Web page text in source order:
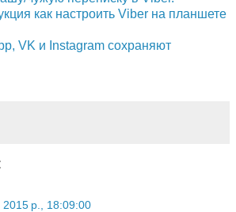
как настроить Viber на планшете
VK и Instagram сохраняют
2015 р., 18:09:00